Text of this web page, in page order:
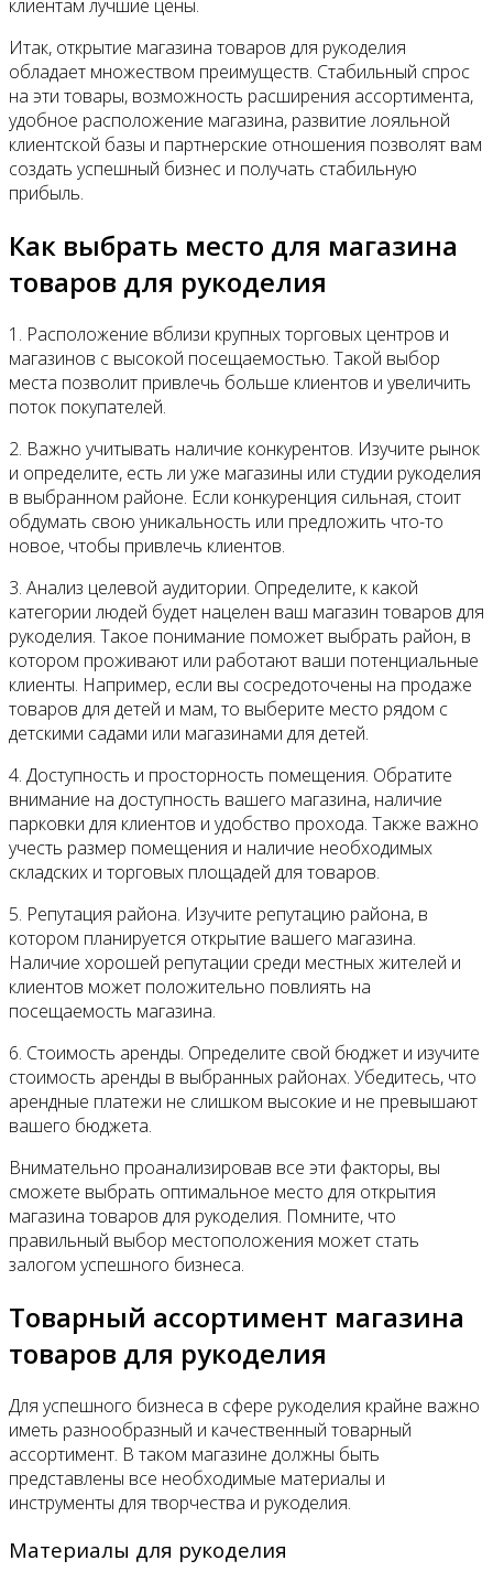
клиентам лучшие цены.
Итак, открытие магазина товаров для рукоделия
обладает множеством преимуществ. Стабильный спрос
на эти товары, возможность расширения ассортимента,
удобное расположение магазина, развитие лояльной
клиентской базы и партнерские отношения позволят вам
создать успешный бизнес и получать стабильную
прибыль.
Как выбрать место для магазина
товаров для рукоделия
1. Расположение вблизи крупных торговых центров и
магазинов с высокой посещаемостью. Такой выбор
места позволит привлечь больше клиентов и увеличить
поток покупателей.
2. Важно учитывать наличие конкурентов. Изучите рынок
и определите, есть ли уже магазины или студии рукоделия
в выбранном районе. Если конкуренция сильная, стоит
обдумать свою уникальность или предложить что-то
новое, чтобы привлечь клиентов.
3. Анализ целевой аудитории. Определите, к какой
категории людей будет нацелен ваш магазин товаров для
рукоделия. Такое понимание поможет выбрать район, в
котором проживают или работают ваши потенциальные
клиенты. Например, если вы сосредоточены на продаже
товаров для детей и мам, то выберите место рядом с
детскими садами или магазинами для детей.
4. Доступность и просторность помещения. Обратите
внимание на доступность вашего магазина, наличие
парковки для клиентов и удобство прохода. Также важно
учесть размер помещения и наличие необходимых
складских и торговых площадей для товаров.
5. Репутация района. Изучите репутацию района, в
котором планируется открытие вашего магазина.
Наличие хорошей репутации среди местных жителей и
клиентов может положительно повлиять на
посещаемость магазина.
6. Стоимость аренды. Определите свой бюджет и изучите
стоимость аренды в выбранных районах. Убедитесь, что
арендные платежи не слишком высокие и не превышают
вашего бюджета.
Внимательно проанализировав все эти факторы, вы
сможете выбрать оптимальное место для открытия
магазина товаров для рукоделия. Помните, что
правильный выбор местоположения может стать
залогом успешного бизнеса.
Товарный ассортимент магазина
товаров для рукоделия
Для успешного бизнеса в сфере рукоделия крайне важно
иметь разнообразный и качественный товарный
ассортимент. В таком магазине должны быть
представлены все необходимые материалы и
инструменты для творчества и рукоделия.
Материалы для рукоделия